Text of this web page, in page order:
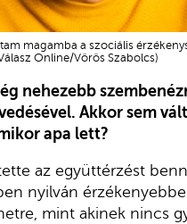
magamba a szociális
Online/Vörös Szabolcs)
nehezebb
Akkor sem
apa lett?
az együttérzést
nyilván
mint akinek nincs